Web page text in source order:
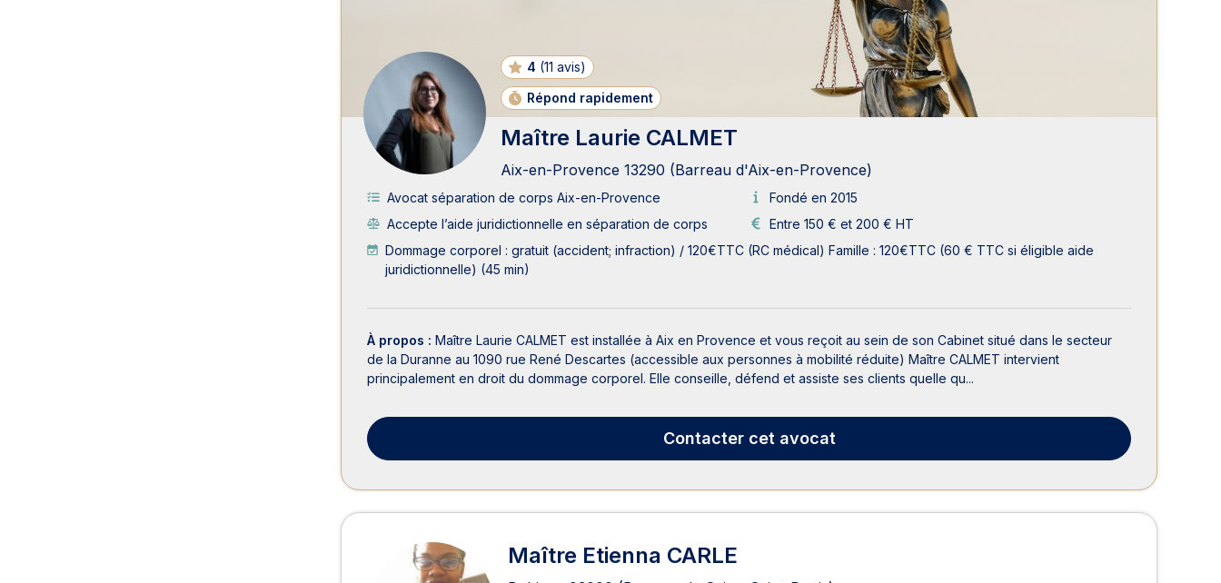
4 (11 avis)
Répond rapidement
Maître Laurie CALMET
Aix-en-Provence 13290 (Barreau d'Aix-en-Provence)
Avocat séparation de corps Aix-en-Provence
Fondé en 2015
Accepte l’aide juridictionnelle en séparation de corps
Entre 150 € et 200 € HT
Dommage corporel : gratuit (accident; infraction) / 120€TTC (RC médical) Famille : 120€TTC (60 € TTC si éligible aide
juridictionnelle) (45 min)
À propos : Maître Laurie CALMET est installée à Aix en Provence et vous reçoit au sein de son Cabinet situé dans le secteur
de la Duranne au 1090 rue René Descartes (accessible aux personnes à mobilité réduite) Maître CALMET intervient
principalement en droit du dommage corporel. Elle conseille, défend et assiste ses clients quelle qu...
Contactercet avocat
Maître Etienna CARLE